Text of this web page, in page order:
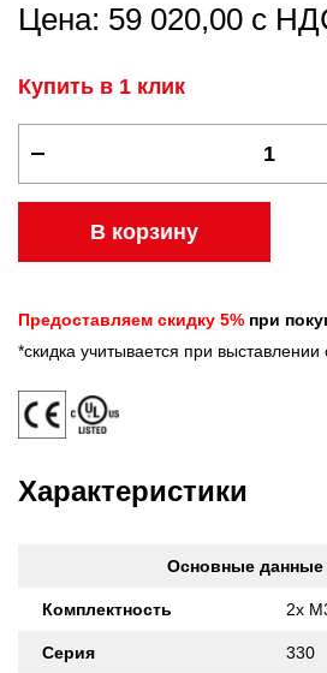
Цена: 59 020,00 с
Купить в 1 клик
В корзину
Предоставляем скидку 5% при
*скидка учитывается при выставлении
Характеристики
Основные данные
Комплектность 2x
Серия 330